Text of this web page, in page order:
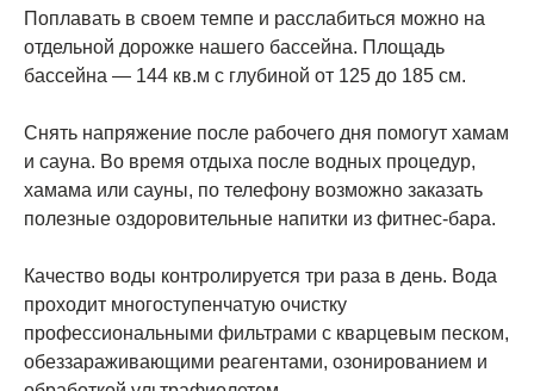
Поплавать в своем темпе и расслабиться можно на
отдельной дорожке нашего бассейна. Площадь
бассейна — 144 кв.м с глубиной от 125 до 185 см.
Снять напряжение после рабочего дня помогут хамам
и сауна. Во время отдыха после водных процедур,
хамама или сауны, по телефону возможно заказать
полезные оздоровительные напитки из фитнес-бара.
Качество воды контролируется три раза в день. Вода
проходит многоступенчатую очистку
профессиональными фильтрами с кварцевым песком,
обеззараживающими реагентами, озонированием и